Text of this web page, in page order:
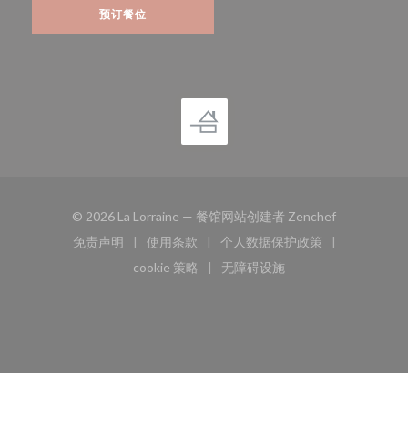
预订餐位
© 2026 La Lorraine — 餐馆网站创建者 Zenchef((在新窗口
免责声明
((在新窗口中打开))
使用条款
((在新窗口中打开))
个人数据保护政策
((在新窗口中打开))
cookie 策略
((在新窗口中打开))
无障碍设施
((在新窗口中打开))